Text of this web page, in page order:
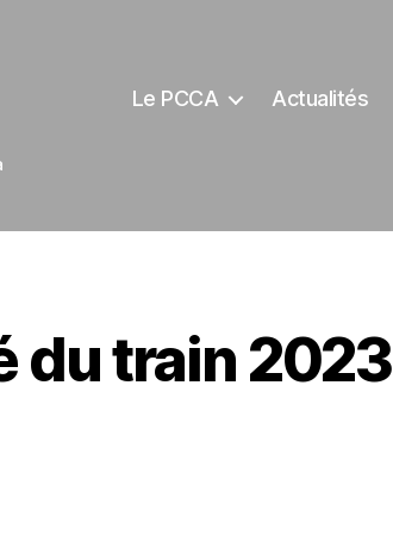
Le PCCA Actualités
du train 2023